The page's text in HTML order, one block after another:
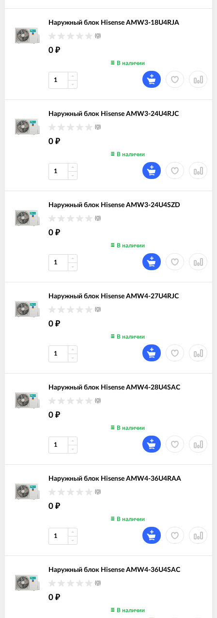
Наружный блок Hisense AMW3-18U4RJA
(0)
0 ₽
В наличии
Наружный блок Hisense AMW3-24U4RJC
(0)
0 ₽
В наличии
Наружный блок Hisense AMW3-24U4SZD
(0)
0 ₽
В наличии
Наружный блок Hisense AMW4-27U4RJC
(0)
0 ₽
В наличии
Наружный блок Hisense AMW4-28U4SAC
(0)
0 ₽
В наличии
Наружный блок Hisense AMW4-36U4RAA
(0)
0 ₽
В наличии
Наружный блок Hisense AMW4-36U4SAC
(0)
0 ₽
В наличии